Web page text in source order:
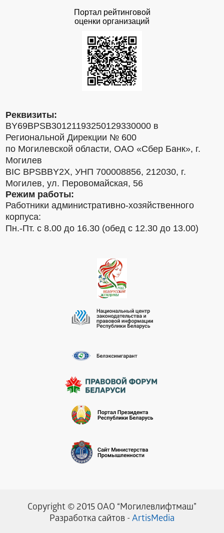
Портал рейтинговой
оценки организаций
Реквизиты:
BY69BPSB30121193250129330000 в
Региональной Дирекции № 600
по Могилевской области, ОАО «Сбер Банк», г.
Могилев
BIC BPSBBY2X, УНП 700008856, 212030, г.
Могилев, ул. Перовомайская, 56
Режим работы:
Работники административно-хозяйственного
корпуса:
Пн.-Пт. с 8.00 до 16.30 (обед с 12.30 до 13.00)
Разработка сайтов - ArtisMedia
Copyright © 2015 ОАО “Могилевлифтмаш”